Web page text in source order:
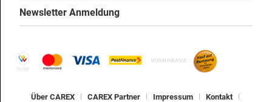
Newsletter Anmeldung
Über CAREX CAREX Partner Impressum Kontakt